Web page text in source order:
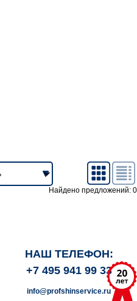
Найдено предложений: 0
НАШ ТЕЛЕФОН:
+7 495 941 99 33
info@profshinservice.ru